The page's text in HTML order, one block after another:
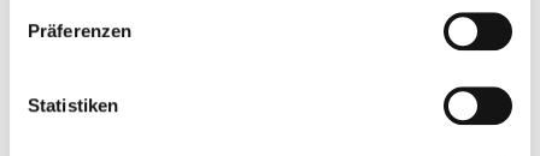
Präferenzen
Statistiken
FACHGEBIETE: